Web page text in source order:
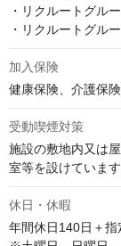
・リクルートグル
・リクルートグル
加入保険
健康保険、介護保
受動喫煙対策
施設の敷地内又は
室等を設けています
休日・休暇
年間休日140日＋指